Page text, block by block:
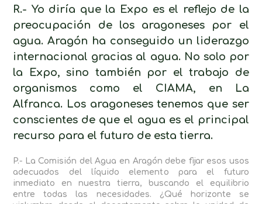
R.- Yo diría que la Expo es el reflejo de la
preocupación de los aragoneses por el
agua. Aragón ha conseguido un liderazgo
internacional gracias al agua. No solo por
la Expo, sino también por el trabajo de
organismos como el CIAMA, en La
Alfranca. Los aragoneses tenemos que ser
conscientes de que el agua es el principal
recurso para el futuro de esta tierra.
P.- La Comisión del Agua en Aragón debe fijar esos usos
adecuados del líquido elemento para el futuro
inmediato en nuestra tierra, buscando el equilibrio
entre todas las necesidades. ¿Qué horizonte se